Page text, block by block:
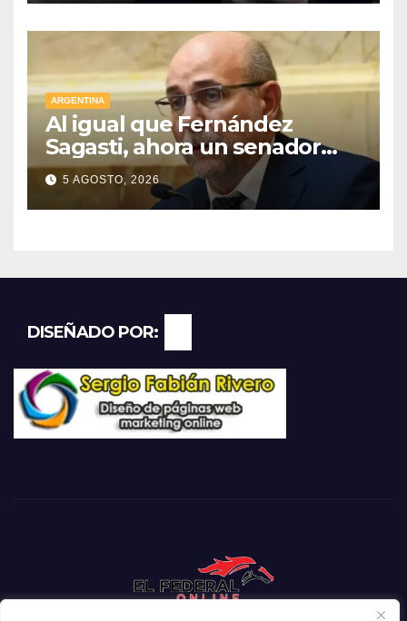
ARGENTINA
Al igual que Fernández
Sagasti, ahora un senador
radical pidió votar en forma
remota
5 AGOSTO, 2026
DISEÑADO POR: